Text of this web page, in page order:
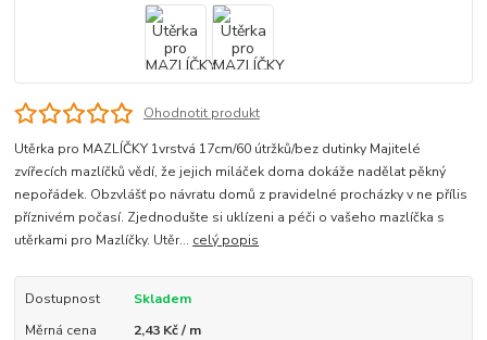
Ohodnotit produkt
Utěrka pro MAZLÍČKY 1vrstvá 17cm/60 útržků/bez dutinky Majitelé
zvířecích mazlíčků vědí, že jejich miláček doma dokáže nadělat pěkný
nepořádek. Obzvlášť po návratu domů z pravidelné procházky v ne přílis
příznivém počasí. Zjednodušte si uklízeni a péči o vašeho mazlíčka s
utěrkami pro Mazlíčky. Utěr... celý popis
Dostupnost
Skladem
Měrná cena
2,43 Kč / m